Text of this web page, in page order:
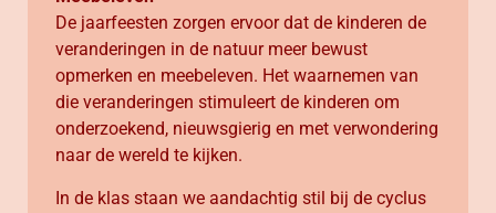
De jaarfeesten zorgen ervoor dat de kinderen de
veranderingen in de natuur meer bewust
opmerken en meebeleven. Het waarnemen van
die veranderingen stimuleert de kinderen om
onderzoekend, nieuwsgierig en met verwondering
naar de wereld te kijken.
In de klas staan we aandachtig stil bij de cyclus